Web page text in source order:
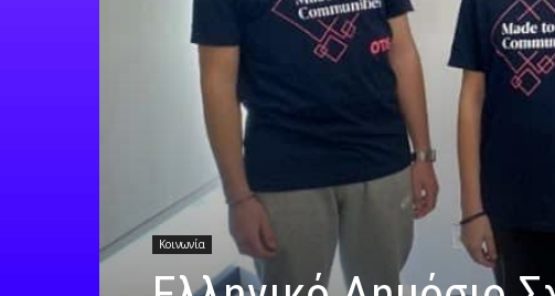
Κοινωνία